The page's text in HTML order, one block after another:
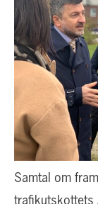
Samtal om
trafikutskottets